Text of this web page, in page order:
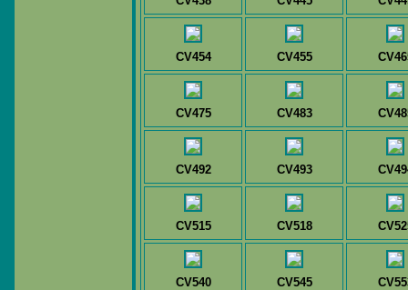
CV454 CV455
CV475 CV483
CV492 CV493
CV515 CV518
CV540 CV545